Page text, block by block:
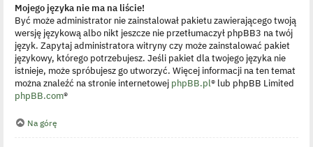
Mojego języka nie ma na liście!
Być może administrator nie zainstalował pakietu zawierającego twoją
wersję językową albo nikt jeszcze nie przetłumaczył phpBB3 na twój
język. Zapytaj administratora witryny czy może zainstalować pakiet
językowy, którego potrzebujesz. Jeśli pakiet dla twojego języka nie
istnieje, może spróbujesz go utworzyć. Więcej informacji na ten temat
można znaleźć na stronie internetowej phpBB.pl® lub phpBB Limited
phpBB.com®
Na górę